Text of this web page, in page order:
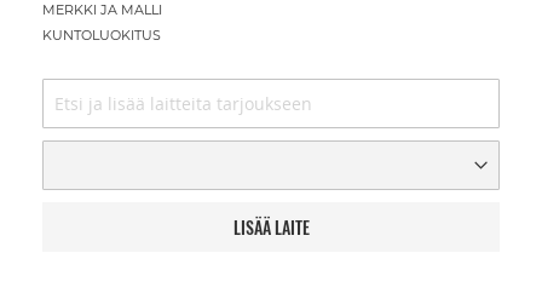
MERKKI JA MALLI
KUNTOLUOKITUS
LISÄÄ LAITE